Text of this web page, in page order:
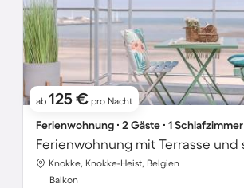
ab 125 € pro Nacht
Ferienwohnung ∙ 2 Gäste ∙ 1 Schlafzimmer
Knokke, Knokke-Heist, Belgien
Balkon